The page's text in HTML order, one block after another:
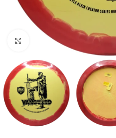
Klikkaa suuremmaksi